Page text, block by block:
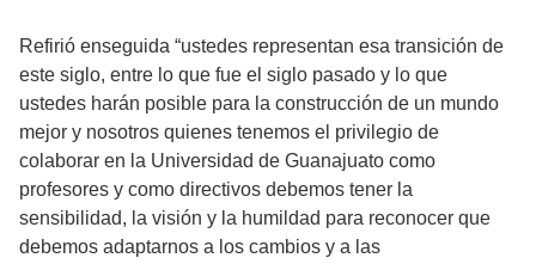
Refirió enseguida “ustedes representan esa transición de
este siglo, entre lo que fue el siglo pasado y lo que
ustedes harán posible para la construcción de un mundo
mejor y nosotros quienes tenemos el privilegio de
colaborar en la Universidad de Guanajuato como
profesores y como directivos debemos tener la
sensibilidad, la visión y la humildad para reconocer que
debemos adaptarnos a los cambios y a las